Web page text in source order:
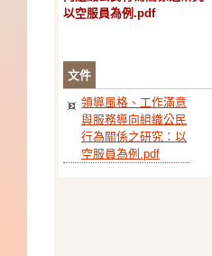
以空服員為例.pdf
文件
領導風格、工作滿意
與服務導向組織公民
行為關係之研究：以
空服員為例.pdf